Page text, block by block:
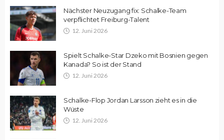
Nächster Neuzugang fix: Schalke-Team
verpflichtet Freiburg-Talent
12. Juni 2026
Spielt Schalke-Star Dzeko mit Bosnien gegen
Kanada? So ist der Stand
12. Juni 2026
Schalke-Flop Jordan Larsson zieht es in die
Wüste
12. Juni 2026